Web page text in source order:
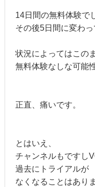
14日間の無料体験で
その後5日間に変わ
状況によってはこの
無料体験なしな可能
正直、痛いです。
とはいえ、
チャンネルもですし
過去にトライアルが
なくなることはあり